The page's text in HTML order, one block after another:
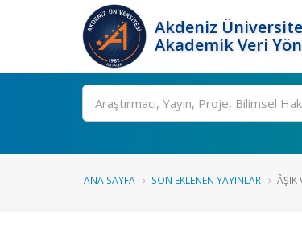
Akdeniz
Akademik Veri
Ara
ANA SAYFA SON EKLENEN YAYINLAR ÂŞIK